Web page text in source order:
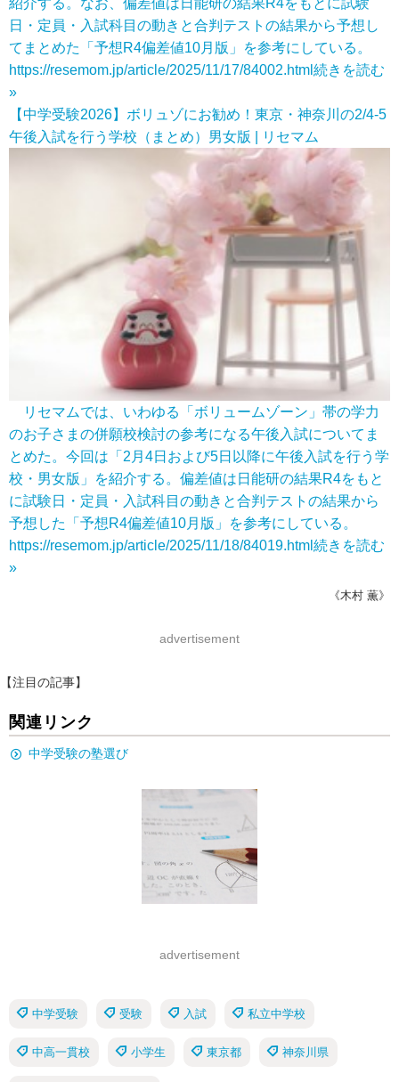
紹介する。なお、偏差値は日能研の結果R4をもとに試験
日・定員・入試科目の動きと合判テストの結果から予想し
てまとめた「予想R4偏差値10月版」を参考にしている。
https://resemom.jp/article/2025/11/17/84002.html 続きを読む
»
【中学受験2026】ボリュゾにお勧め！東京・神奈川の2/4-5
午後入試を行う学校（まとめ）男女版 | リセマム
リセマムでは、いわゆる「ボリュームゾーン」帯の学力
のお子さまの併願校検討の参考になる午後入試についてま
とめた。今回は「2月4日および5日以降に午後入試を行う学
校・男女版」を紹介する。偏差値は日能研の結果R4をもと
に試験日・定員・入試科目の動きと合判テストの結果から
予想した「予想R4偏差値10月版」を参考にしている。
https://resemom.jp/article/2025/11/18/84019.html 続きを読む
»
《木村 薫》
advertisement
【注目の記事】
関連リンク
中学受験の塾選び
advertisement
中学受験 受験 入試 私立中学校
中高一貫校 小学生 東京都 神奈川県